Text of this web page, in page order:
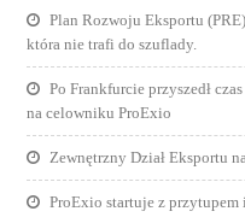
Plan Rozwoju Eksportu
która nie trafi do szuflady.
Po Frankfurcie przyszedł
na celowniku ProExio
Zewnętrzny Dział Eksportu
ProExio startuje z przytupem